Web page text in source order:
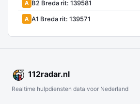
A B2 Breda rit: 139581
A A1 Breda rit: 139571
112radar.nl
Realtime hulpdiensten data voor Nederland